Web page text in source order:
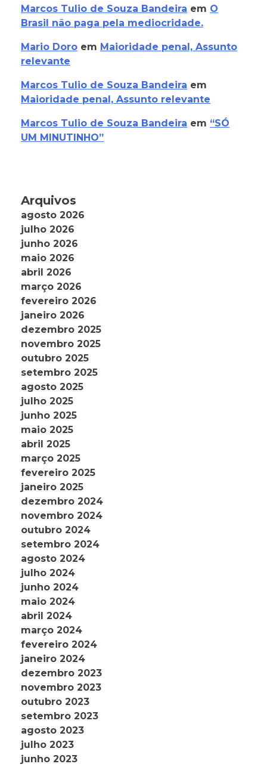
Marcos Tulio de Souza Bandeira em O
Brasil não paga pela mediocridade.
Mario Doro em Maioridade penal, Assunto
relevante
Marcos Tulio de Souza Bandeira em
Maioridade penal, Assunto relevante
Marcos Tulio de Souza Bandeira em “SÓ
UM MINUTINHO”
Arquivos
agosto 2026
julho 2026
junho 2026
maio 2026
abril 2026
março 2026
fevereiro 2026
janeiro 2026
dezembro 2025
novembro 2025
outubro 2025
setembro 2025
agosto 2025
julho 2025
junho 2025
maio 2025
abril 2025
março 2025
fevereiro 2025
janeiro 2025
dezembro 2024
novembro 2024
outubro 2024
setembro 2024
agosto 2024
julho 2024
junho 2024
maio 2024
abril 2024
março 2024
fevereiro 2024
janeiro 2024
dezembro 2023
novembro 2023
outubro 2023
setembro 2023
agosto 2023
julho 2023
junho 2023